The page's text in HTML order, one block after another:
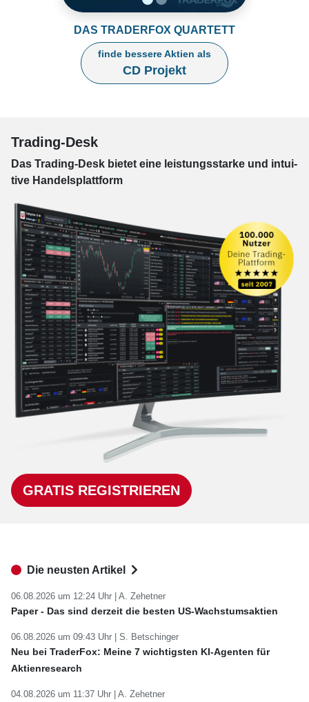
DAS TRADERFOX QUARTETT
finde bessere Aktien als
CD Projekt
Trading-Desk
Das Trading-Desk bie­tet eine leis­tungs­star­ke und in­tui­
tive Han­dels­platt­form
GRATIS REGISTRIEREN
Die neusten Artikel
06.08.2026 um 12:24 Uhr | A. Zehetner
Paper - Das sind derzeit die besten US-Wachstumsaktien
06.08.2026 um 09:43 Uhr | S. Betschinger
Neu bei TraderFox: Meine 7 wichtigsten KI-Agenten für
Aktienresearch
04.08.2026 um 11:37 Uhr | A. Zehetner